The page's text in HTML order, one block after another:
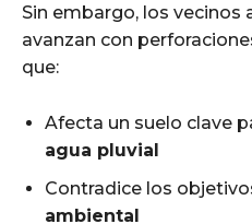
Sin embargo, los vecinos
avanzan con
que:
Afecta un suelo clave
agua pluvial
Contradice los
ambiental